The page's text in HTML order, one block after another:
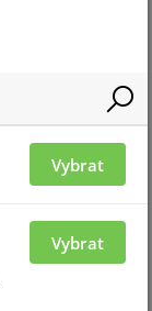
Vybrat
Vybrat